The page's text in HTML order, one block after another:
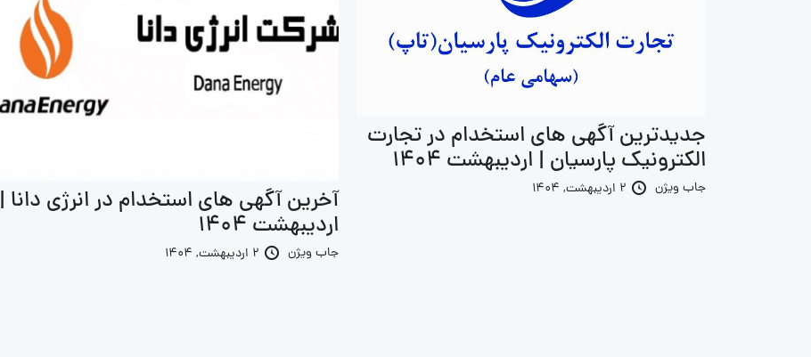
آخرین آگهی های استخدام در انرژی دانا |
اردیبهشت 1404
جاب ویژن 2 اردیبهشت, 1404
جدیدترین آگهی های استخدام در تجارت
الکترونیک پارسیان | اردیبهشت 1404
جاب ویژن 2 اردیبهشت, 1404